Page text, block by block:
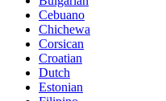
Cebuano
Chichewa
Corsican
Croatian
Dutch
Estonian